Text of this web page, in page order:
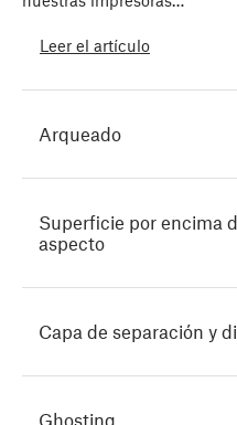
Leer el artículo
Arqueado
Superficie por encima
aspecto
Capa de separación y
Ghosting